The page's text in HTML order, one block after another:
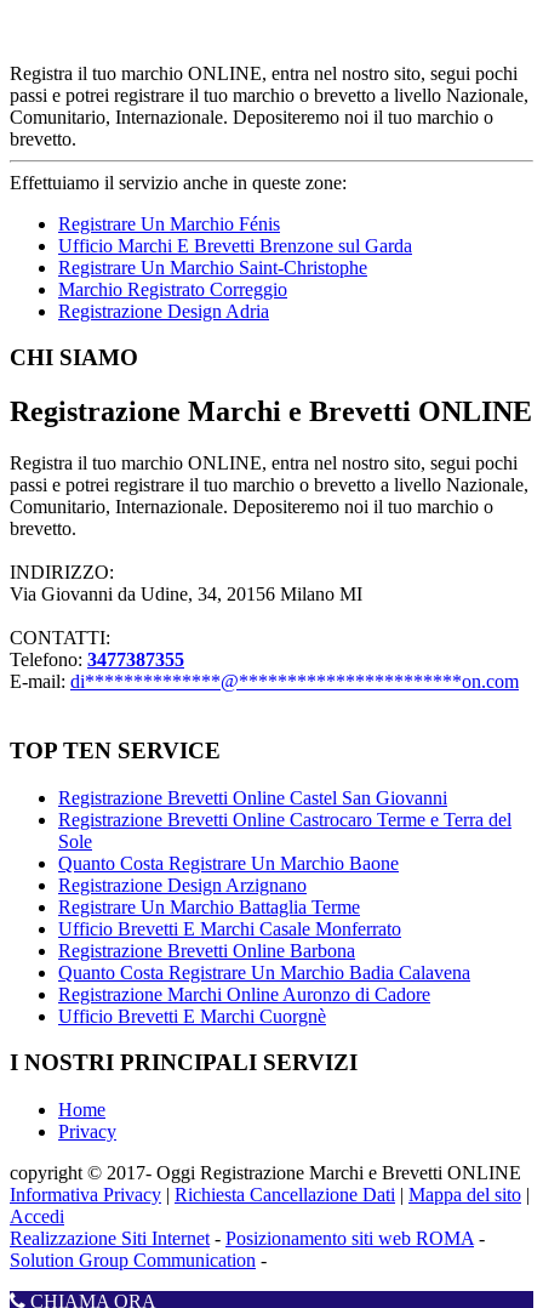
Registra il tuo marchio ONLINE, entra nel nostro sito, segui pochi
passi e potrei registrare il tuo marchio o brevetto a livello Nazionale,
Comunitario, Internazionale. Depositeremo noi il tuo marchio o
brevetto.
Effettuiamo il servizio anche in queste zone:
Registrare Un Marchio Fénis
Ufficio Marchi E Brevetti Brenzone sul Garda
Registrare Un Marchio Saint-Christophe
Marchio Registrato Correggio
Registrazione Design Adria
Footer
CHI SIAMO
Registrazione Marchi e Brevetti ONLINE
Registra il tuo marchio ONLINE, entra nel nostro sito, segui pochi
passi e potrei registrare il tuo marchio o brevetto a livello Nazionale,
Comunitario, Internazionale. Depositeremo noi il tuo marchio o
brevetto.
INDIRIZZO:
Via Giovanni da Udine, 34, 20156 Milano MI
CONTATTI:
Telefono: 3477387355
E-mail: di**************@***********************on.com
TOP TEN SERVICE
Registrazione Brevetti Online Castel San Giovanni
Registrazione Brevetti Online Castrocaro Terme e Terra del
Sole
Quanto Costa Registrare Un Marchio Baone
Registrazione Design Arzignano
Registrare Un Marchio Battaglia Terme
Ufficio Brevetti E Marchi Casale Monferrato
Registrazione Brevetti Online Barbona
Quanto Costa Registrare Un Marchio Badia Calavena
Registrazione Marchi Online Auronzo di Cadore
Ufficio Brevetti E Marchi Cuorgnè
I NOSTRI PRINCIPALI SERVIZI
Home
Privacy
copyright © 2017- Oggi Registrazione Marchi e Brevetti ONLINE
Informativa Privacy | Richiesta Cancellazione Dati | Mappa del sito |
Accedi
Realizzazione Siti Internet - Posizionamento siti web ROMA -
Solution Group Communication -
CHIAMA ORA